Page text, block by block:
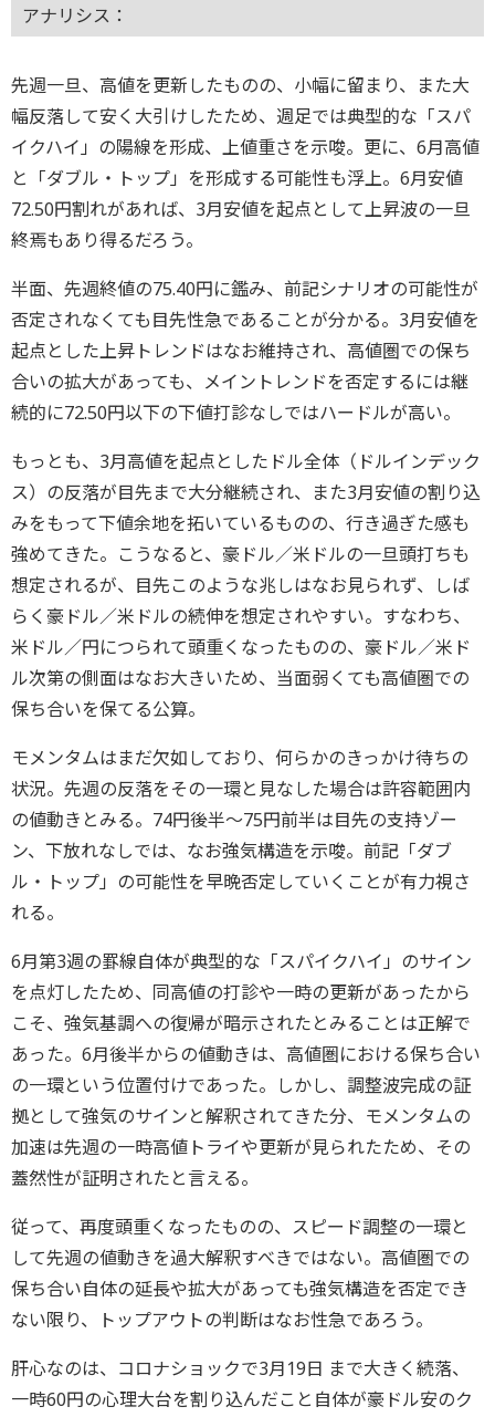
アナリシス：
先週一旦、高値を更新したものの、小幅に留まり、また大
幅反落して安く大引けしたため、週足では典型的な「スパ
イクハイ」の陽線を形成、上値重さを示唆。更に、6月高値
と「ダブル・トップ」を形成する可能性も浮上。6月安値
72.50円割れがあれば、3月安値を起点として上昇波の一旦
終焉もあり得るだろう。
半面、先週終値の75.40円に鑑み、前記シナリオの可能性が
否定されなくても目先性急であることが分かる。3月安値を
起点とした上昇トレンドはなお維持され、高値圏での保ち
合いの拡大があっても、メイントレンドを否定するには継
続的に72.50円以下の下値打診なしではハードルが高い。
もっとも、3月高値を起点としたドル全体（ドルインデック
ス）の反落が目先まで大分継続され、また3月安値の割り込
みをもって下値余地を拓いているものの、行き過ぎた感も
強めてきた。こうなると、豪ドル／米ドルの一旦頭打ちも
想定されるが、目先このような兆しはなお見られず、しば
らく豪ドル／米ドルの続伸を想定されやすい。すなわち、
米ドル／円につられて頭重くなったものの、豪ドル／米ド
ル次第の側面はなお大きいため、当面弱くても高値圏での
保ち合いを保てる公算。
モメンタムはまだ欠如しており、何らかのきっかけ待ちの
状況。先週の反落をその一環と見なした場合は許容範囲内
の値動きとみる。74円後半～75円前半は目先の支持ゾー
ン、下放れなしでは、なお強気構造を示唆。前記「ダブ
ル・トップ」の可能性を早晩否定していくことが有力視さ
れる。
6月第3週の罫線⾃体が典型的な「スパイクハイ」のサイン
を点灯したため、同⾼値の打診や⼀時の更新があったから
こそ、強気基調への復帰が暗⽰されたとみることは正解で
あった。6月後半からの値動きは、⾼値圏における保ち合い
の⼀環という位置付けであった。しかし、調整波完成の証
拠として強気のサインと解釈されてきた分、モメンタムの
加速は先週の一時高値トライや更新が見られたため、その
蓋然性が証明されたと言える。
従って、再度頭重くなったものの、スピード調整の⼀環と
して先週の値動きを過大解釈すべきではない。高値圏での
保ち合い自体の延長や拡大があっても強気構造を否定でき
ない限り、トップアウトの判断はなお性急であろう。
肝心なのは、コロナショックで3月19日 まで⼤きく続落、
⼀時60円の心理⼤台を割り込んだこと⾃体が豪ドル安のク